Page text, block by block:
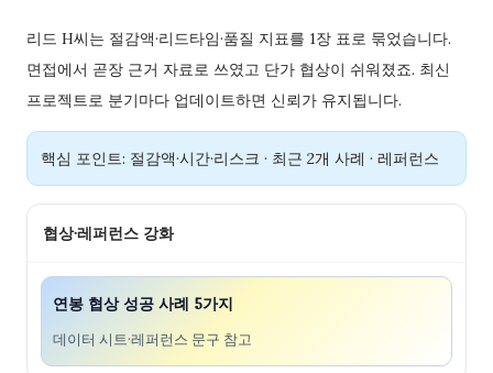
리드 H씨는 절감액·리드타임·품질 지표를 1장 표로 묶었습니다.
면접에서 곧장 근거 자료로 쓰였고 단가 협상이 쉬워졌죠. 최신
프로젝트로 분기마다 업데이트하면 신뢰가 유지됩니다.
핵심 포인트: 절감액·시간·리스크 · 최근 2개 사례 · 레퍼런스
협상·레퍼런스 강화
연봉 협상 성공 사례 5가지
데이터 시트·레퍼런스 문구 참고